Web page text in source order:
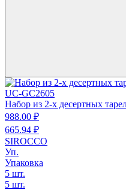
UC-GC2605
Набор из 2-х десертных
988.00 ₽
665.94 ₽
SIROCCO
Уп.
Упаковка
5 шт.
5 шт.